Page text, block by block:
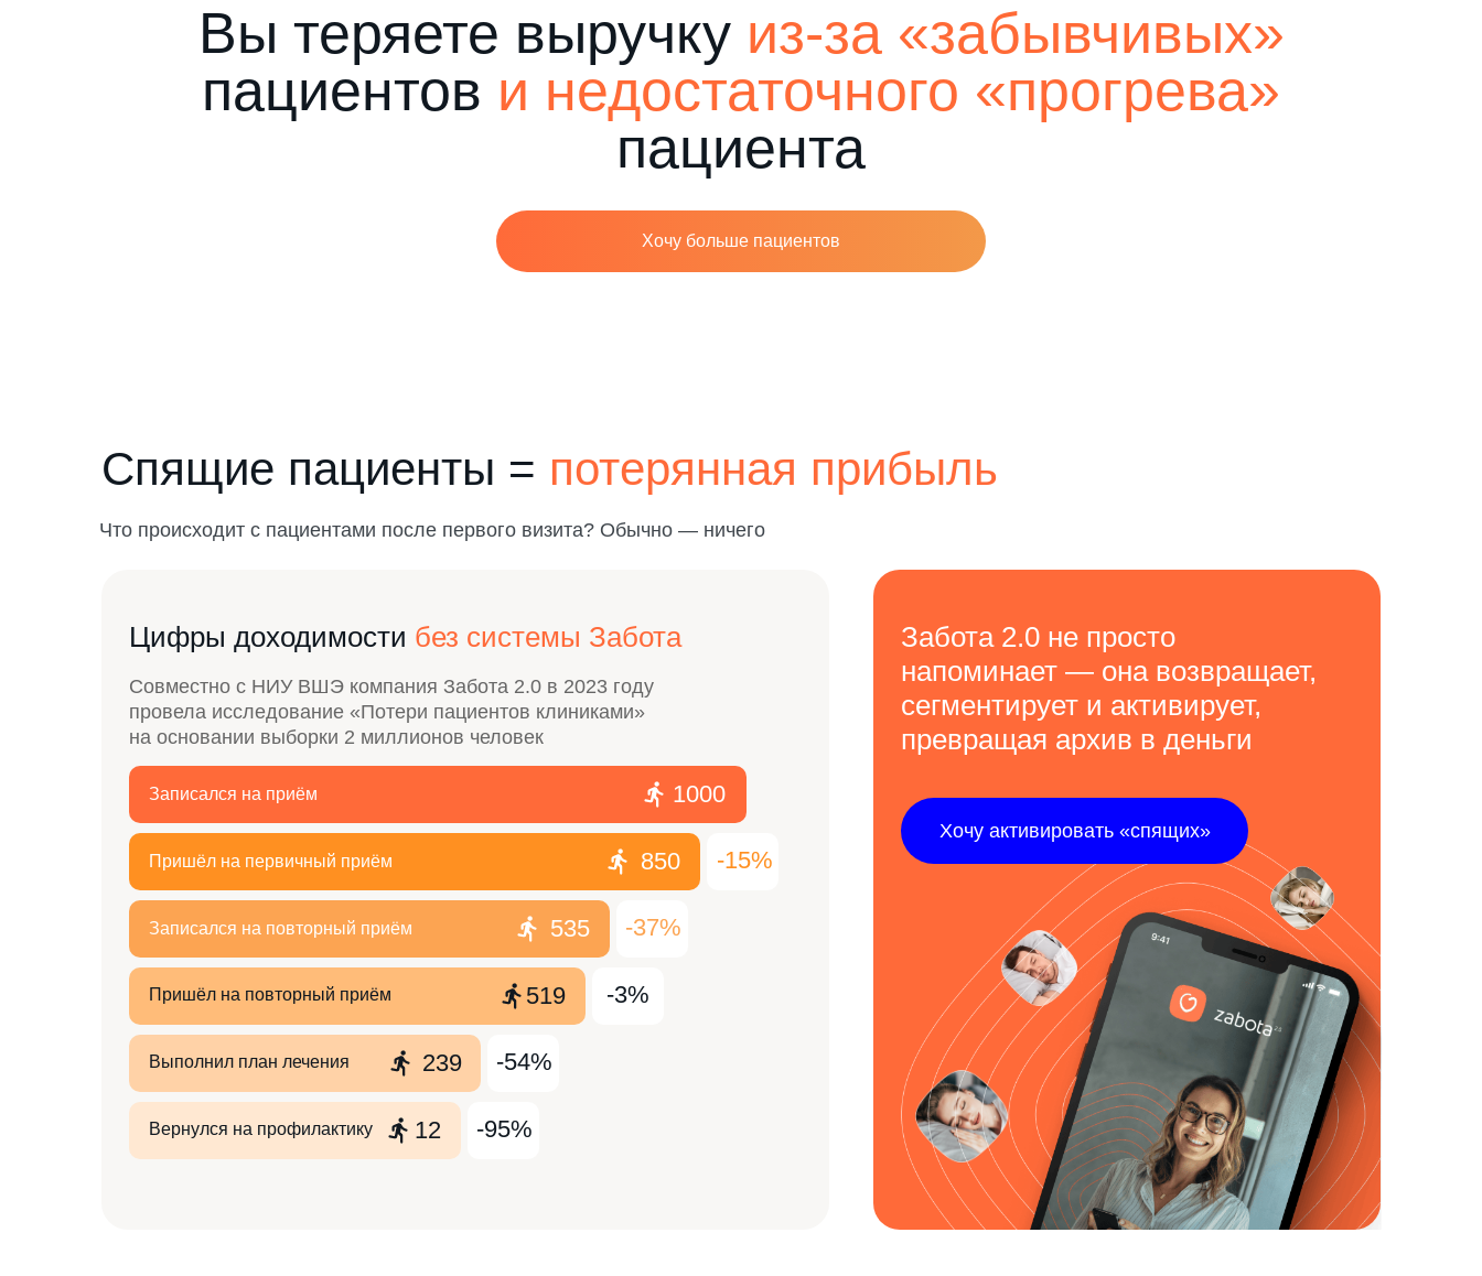
Хочу больше пациентов
Вы теряете выручку из-за «забывчивых»
пациентов и недостаточного «прогрева»
пациента
Спящие пациенты = потерянная прибыль
Что происходит с пациентами после первого визита? Обычно — ничего
Совместно с НИУ ВШЭ компания Забота 2.0 в 2023 году
провела исследование «Потери пациентов клиниками»
на основании выборки 2 миллионов человек
Цифры доходимости без системы Забота
Вернулся на профилактику 12 -95%
239
Выполнил план лечения
519
Пришёл на повторный приём -3%
-54%
-37%
535
Записался на повторный приём
-15%
850
Пришёл на первичный приём
1000
Записался на приём
Забота 2.0 не просто
напоминает — онавозвращает,
сегментирует и активирует,
превращая архив в деньги
Хочу активировать «спящих»